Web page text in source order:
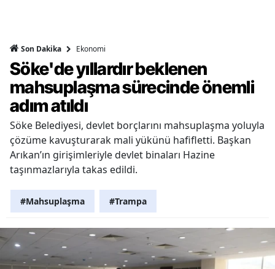
Son Dakika Ekonomi
Söke'de yıllardır beklenen
mahsuplaşma sürecinde önemli
adım atıldı
Söke Belediyesi, devlet borçlarını mahsuplaşma yoluyla
çözüme kavuşturarak mali yükünü hafifletti. Başkan
Arıkan’ın girişimleriyle devlet binaları Hazine
taşınmazlarıyla takas edildi.
#Mahsuplaşma #Trampa